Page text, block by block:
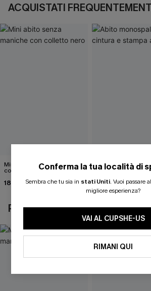
ACQUISTATI
Mini abito senza maniche
con colletto nero
18,90 €
Abito monospalla
cintura e stampa a
26,90 €
POTREBBE INTERESSARTI
Conferma la tua località di
Sembra che tu sia in stati Uniti. Vuoi passare
migliore esperienza?
VAI AL CUPSHE-US
RIMANI QUI